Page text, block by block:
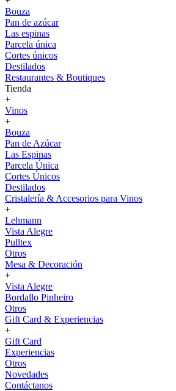
Bouza
Pan de azúcar
Las espinas
Parcela única
Cortes únicos
Destilados
Restaurantes & Boutiques
Tienda
+
Vinos
+
Bouza
Pan de Azúcar
Las Espinas
Parcela Única
Cortes Únicos
Destilados
Cristalería & Accesorios para Vinos
+
Lehmann
Vista Alegre
Pulltex
Otros
Mesa & Decoración
+
Vista Alegre
Bordallo Pinheiro
Otros
Gift Card & Experiencias
+
Gift Card
Experiencias
Otros
Novedades
Contáctanos